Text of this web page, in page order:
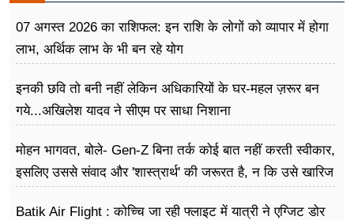
07 अगस्त 2026 का राशिफल: इन राशि के लोगों को व्यापार में होगा
लाभ, अर्थिक लाभ के भी बन रहे योग
इनकी छवि तो बनी नहीं लेकिन अधिकारियों के घर-महल ज़रूर बन
गये...अखिलेश यादव ने सीएम पर साधा​ निशाना
मोहन भागवत, बोले- Gen-Z बिना तर्क कोई बात नहीं करती स्वीकार,
इसलिए उससे संवाद और 'शास्त्रार्थ' की जरूरत है, न कि उसे खारिज
Batik Air Flight : कोच्चि जा रही फ्लाइट में यात्री ने एग्जिट डोर